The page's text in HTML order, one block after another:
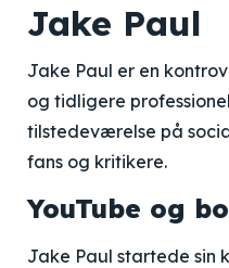
Jake Paul
Jake Paul er en
og tidligere
tilstedeværelse på
fans og kritikere.
YouTube og
Jake Paul startede sin